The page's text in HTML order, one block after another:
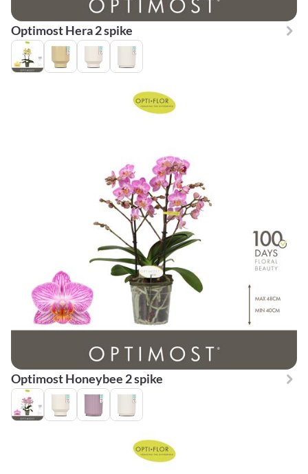
Optimost Hera 2 spike
Optimost Honeybee 2 spike